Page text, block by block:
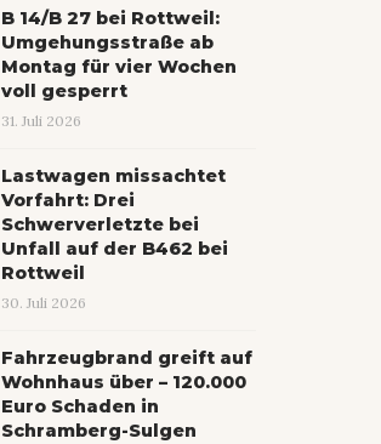
B 14/B 27 bei Rottweil:
Umgehungsstraße ab
Montag für vier Wochen
voll gesperrt
31. Juli 2026
Lastwagen missachtet
Vorfahrt: Drei
Schwerverletzte bei
Unfall auf der B462 bei
Rottweil
30. Juli 2026
Fahrzeugbrand greift auf
Wohnhaus über – 120.000
Euro Schaden in
Schramberg-Sulgen